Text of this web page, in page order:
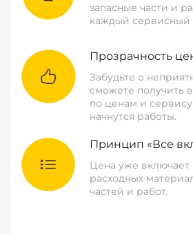
запасные части и
каждый сервисный
Прозрачность
Забудьте о
сможете получить
по ценам и
начнутся работы.
Принцип «Все
Цена уже включает
расходных
частей и работ.